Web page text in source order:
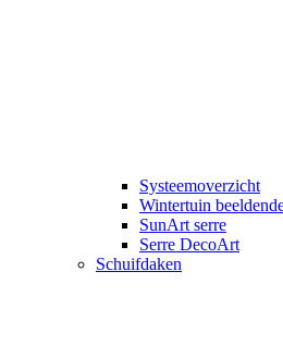
Systeemoverzicht
Wintertuin
SunArt serre
Serre DecoArt
Schuifdaken